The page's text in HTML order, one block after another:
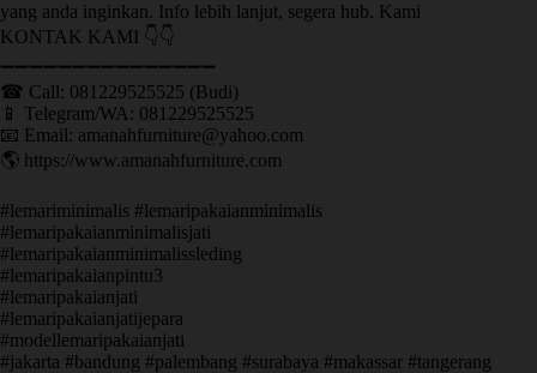
yang anda inginkan. Info lebih lanjut, segera hub. Kami
KONTAK KAMI 👇👇
➖➖➖➖➖➖➖➖➖➖➖➖➖➖➖ ㅤ
☎ Call: 081229525525 (Budi)
📱 Telegram/WA: 081229525525
📧 Email: amanahfurniture@yahoo.com
🌎 https://www.amanahfurniture.com
#lemariminimalis #lemaripakaianminimalis
#lemaripakaianminimalisjati
#lemaripakaianminimalissleding
#lemaripakaianpintu3
#lemaripakaianjati
#lemaripakaianjatijepara
#modellemaripakaianjati
#jakarta #bandung #palembang #surabaya #makassar #tangerang